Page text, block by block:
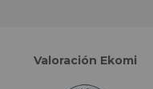
Valoración Ekomi